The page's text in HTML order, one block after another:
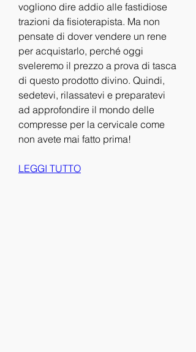
vogliono dire addio alle fastidiose
trazioni da fisioterapista. Ma non
pensate di dover vendere un rene
per acquistarlo, perché oggi
sveleremo il prezzo a prova di tasca
di questo prodotto divino. Quindi,
sedetevi, rilassatevi e preparatevi
ad approfondire il mondo delle
compresse per la cervicale come
non avete mai fatto prima!
LEGGI TUTTO